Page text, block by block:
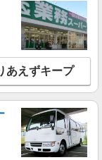
・調理・清掃な
を見る
あえずキープ